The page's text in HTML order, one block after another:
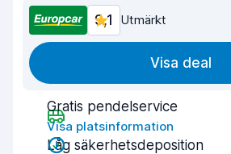
9,1 Utmärkt
Visa deal
Gratis pendelservice
Visa platsinformation
Låg säkerhetsdeposition